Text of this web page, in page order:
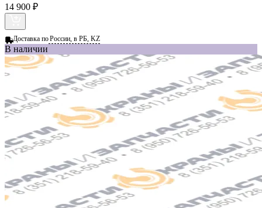
14 900 ₽
Доставка поРоссии, в РБ, KZ
В наличии